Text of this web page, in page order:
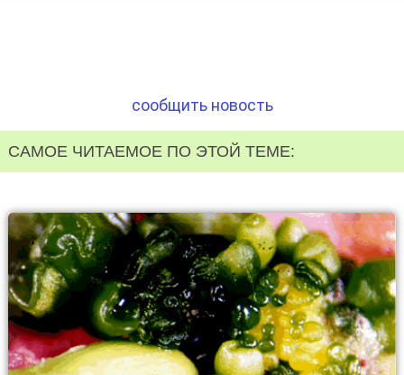
сообщить новость
САМОЕ ЧИТАЕМОЕ ПО ЭТОЙ ТЕМЕ: